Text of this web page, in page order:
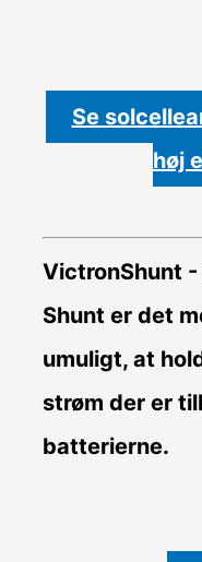
Se
høj
VictronShunt -
Shunt er det
umuligt, at
strøm der er
batterierne.